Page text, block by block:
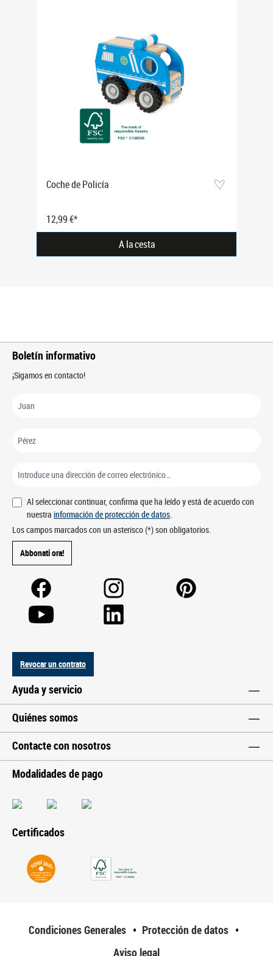
Coche de Policía
12,99 €*
A la cesta
Boletín informativo
¡Sigamos en contacto!
Al seleccionar continuar, confirma que ha leído y está de acuerdo con
nuestra información de protección de datos.
Los campos marcados con un asterisco (*) son obligatorios.
Abbonati ora!
Revocar un contrato
Ayuda y servicio
Quiénes somos
Contacte con nosotros
Modalidades de pago
Certificados
Condiciones Generales
Protección de datos
Aviso legal